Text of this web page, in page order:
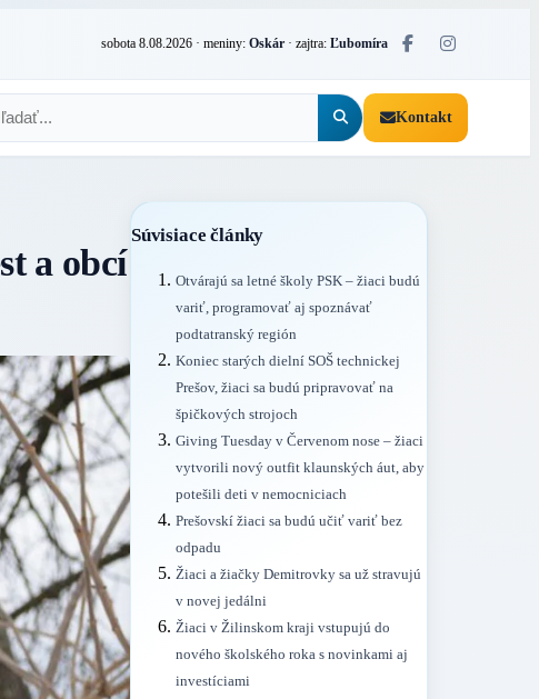
sobota 8.08.2026 · meniny: Oskár · zajtra: Ľubomíra
Kontakt
a obcí
Súvisiace články
Otvárajú sa letné školy PSK – žiaci budú
variť, programovať aj spoznávať
podtatranský región
Koniec starých dielní SOŠ technickej
Prešov, žiaci sa budú pripravovať na
špičkových strojoch
Giving Tuesday v Červenom nose – žiaci
vytvorili nový outfit klaunských áut, aby
potešili deti v nemocniciach
Prešovskí žiaci sa budú učiť variť bez
odpadu
Žiaci a žiačky Demitrovky sa už stravujú
v novej jedálni
Žiaci v Žilinskom kraji vstupujú do
nového školského roka s novinkami aj
investíciami